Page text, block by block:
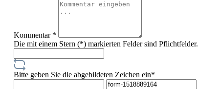
Kommentar *
Die mit einem Stern (*) markierten Felder sind Pflichtfelder.
Bitte geben Sie die abgebildeten Zeichen ein*